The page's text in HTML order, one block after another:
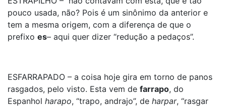
pouco usada, não? Pois é um sinônimo da anterior e
tem a mesma origem, com a diferença de que o
prefixo es– aqui quer dizer “redução a pedaços”.
ESFARRAPADO – a coisa hoje gira em torno de panos
rasgados, pelo visto. Esta vem de farrapo, do
Espanhol harapo, “trapo, andrajo”, de harpar, “rasgar